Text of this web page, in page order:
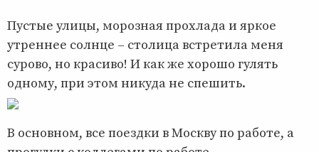
Пустые улицы, морозная прохлада и яркое
утреннее солнце – столица встретила меня
сурово, но красиво! И как же хорошо гулять
одному, при этом никуда не спешить.
В основном, все поездки в Москву по работе, а